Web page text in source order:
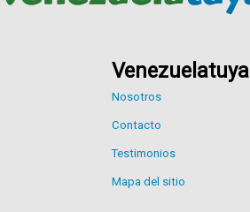
Venezuelatuya
Nosotros
Contacto
Testimonios
Mapa del sitio